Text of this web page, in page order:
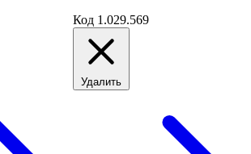
Код 1.029.569
Удалить